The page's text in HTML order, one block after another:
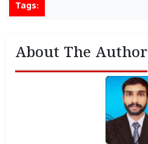
Tags:
About The Author